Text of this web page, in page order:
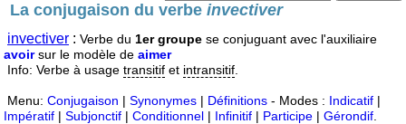
La conjugaison du verbeinvectiver
invectiver : Verbe du 1er groupe se conjuguant avec l'auxiliaire
avoirsur le modèle de aimer
Info: Verbe à usage transitif et intransitif
Menu: Conjugaison | Synonymes | Définitions - Modes : Indicatif |
Impératif | Subjonctif | Conditionnel | Infinitif | Participe | Gérondif